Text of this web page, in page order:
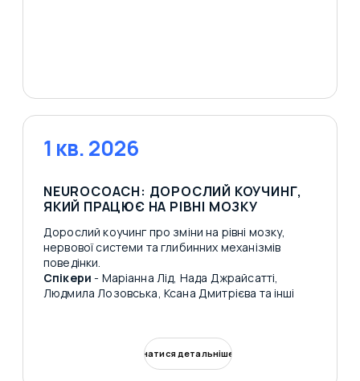
1 кв. 2026
NEUROCOACH: ДОРОСЛИЙ КОУЧИНГ,
ЯКИЙ ПРАЦЮЄ НА РІВНІ МОЗКУ
Дорослий коучинг про зміни на рівні мозку,
нервової системи та глибинних механізмів
поведінки.
Спікери - Маріанна Лід, Нада Джрайсатті,
Людмила Лозовська, Ксана Дмитрієва та інші
Дізнатися детальніше